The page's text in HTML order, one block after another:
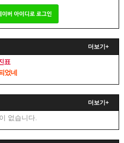
더보기+
표
었네
더보기+
없습니다.